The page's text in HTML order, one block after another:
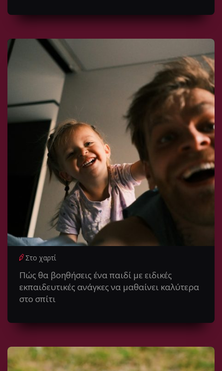
Στο χαρτί
Πώς θα βοηθήσεις ένα παιδί με ειδικές
εκπαιδευτικές ανάγκες να μαθαίνει καλύτερα
στο σπίτι